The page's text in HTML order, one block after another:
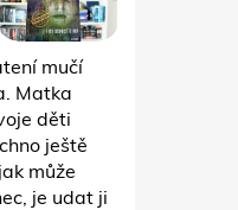
mučí
Matka
děti
ještě
může
je udat ji